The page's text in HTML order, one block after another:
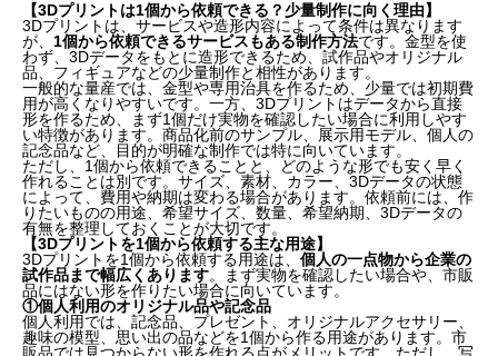
【3Dプリントは1個から依頼できる？少量制作に向く理由】
3Dプリントは、サービスや造形内容によって条件は異なります
が、 1個から依頼できるサービスもある制作方法です。金型を使
わず、3Dデータをもとに造形できるため、試作品やオリジナル
品、フィギュアなどの少量制作と相性があります。
一般的な量産では、金型や専用治具を作るため、少量では初期費
用が高くなりやすいです。一方、3Dプリントはデータから直接
形を作るため、まず1個だけ実物を確認したい場合に利用しやす
い特徴があります。商品化前のサンプル、展示用モデル、個人の
記念品など、目的が明確な制作では特に向いています。
ただし、1個から依頼できることと、どのような形でも安く早く
作れることは別です。サイズ、素材、カラー、3Dデータの状態
によって、費用や納期は変わる場合があります。依頼前には、作
りたいものの用途、希望サイズ、数量、希望納期、3Dデータの
有無を整理しておくことが大切です。
【3Dプリントを1個から依頼する主な用途】
3Dプリントを1個から依頼する用途は、 個人の一点物から企業の
試作品まで幅広くあります。まず実物を確認したい場合や、市販
品にはない形を作りたい場合に向いています。
①個人利用のオリジナル品や記念品
個人利用では、記念品、プレゼント、オリジナルアクセサリー、
趣味の模型、思い出の品などを1個から作る用途があります。市